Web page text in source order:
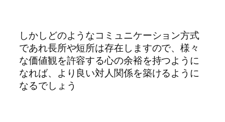
しかしどのようなコミュニケーション方式
であれ長所や短所は存在しますので、様々
な価値観を許容する心の余裕を持つように
なれば、より良い対人関係を築けるように
なるでしょう